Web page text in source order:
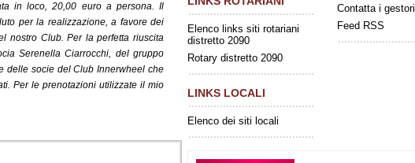
in loco, 20,00 euro a persona. Il
per la realizzazione, a favore dei
nostro Club. Per la perfetta riuscita
Serenella Ciarrocchi, del gruppo
delle socie del Club Innerwheel che
Per le prenotazioni utilizzate il mio
Elenco links siti rotariani
distretto 2090
Rotary distretto 2090
LINKS LOCALI
Elenco dei siti locali
Contatta i gestori
Feed RSS